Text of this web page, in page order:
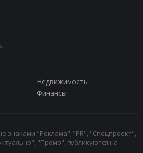
Недвижимость
Финансы
знаками "Реклама", "PR", "Спецпроект",
"Промо", публикуются на